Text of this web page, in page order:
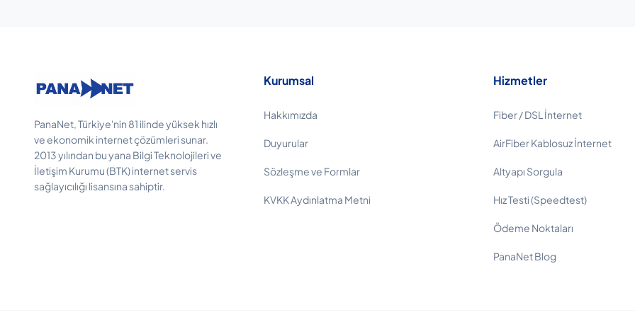
PanaNet, Türkiye'nin 81 ilinde yüksek hızlı
ve ekonomik internet çözümleri sunar.
2013 yılından bu yana Bilgi Teknolojileri ve
İletişim Kurumu (BTK) internet servis
sağlayıcılığı lisansına sahiptir.
Kurumsal
Hakkımızda
Duyurular
Sözleşme ve Formlar
KVKK Aydınlatma Metni
Hizmetler
Fiber / DSL İnternet
AirFiber Kablosuz İnternet
Altyapı Sorgula
Hız Testi (Speedtest)
Ödeme Noktaları
PanaNet Blog